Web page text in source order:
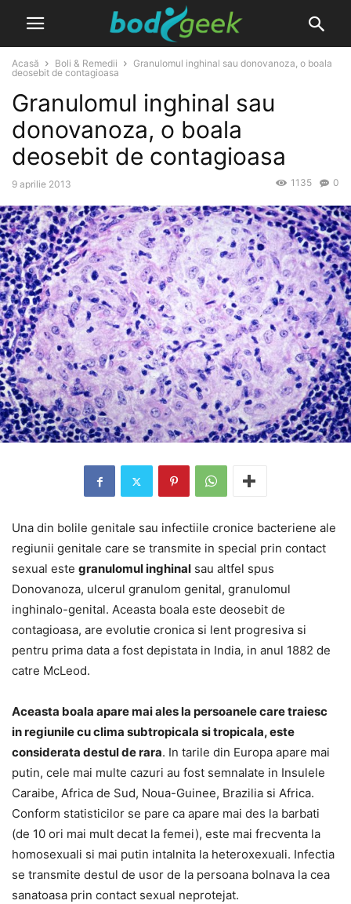
Acasă Boli & Remedii
Granulomul inghinal sau donovanoza, o boala
deosebit de contagioasa
Granulomul inghinal sau
donovanoza, o boala
deosebit de contagioasa
9 aprilie 2013 0
1135
Una din bolile genitale sau infectiile cronice bacteriene ale
regiunii genitale care se transmite in special prin contact
sexual este granulomul inghinal sau altfel spus
Donovanoza, ulcerul granulom genital, granulomul
inghinalo-genital. Aceasta boala este deosebit de
contagioasa, are evolutie cronica si lent progresiva si
pentru prima data a fost depistata in India, in anul 1882 de
catre McLeod.
Aceasta boala apare mai ales la persoanele care traiesc
in regiunile cu clima subtropicala si tropicala, este
considerata destul de rara. In tarile din Europa apare mai
putin, cele mai multe cazuri au fost semnalate in Insulele
Caraibe, Africa de Sud, Noua-Guinee, Brazilia si Africa.
Conform statisticilor se pare ca apare mai des la barbati
(de 10 ori mai mult decat la femei), este mai frecventa la
homosexuali si mai putin intalnita la heteroxexuali. Infectia
se transmite destul de usor de la persoana bolnava la cea
sanatoasa prin contact sexual neprotejat.